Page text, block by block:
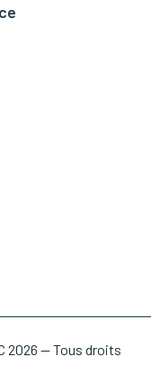
2026 — Tous droits